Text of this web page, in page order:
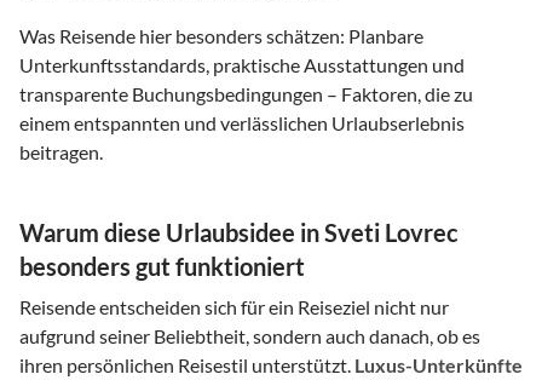
Was Reisende hier besonders schätzen: Planbare
Unterkunftsstandards, praktische Ausstattungen und
transparente Buchungsbedingungen – Faktoren, die zu
einem entspannten und verlässlichen Urlaubserlebnis
beitragen.
Warum diese Urlaubsidee in Sveti Lovrec
besonders gut funktioniert
Reisende entscheiden sich für ein Reiseziel nicht nur
aufgrund seiner Beliebtheit, sondern auch danach, ob es
ihren persönlichen Reisestil unterstützt. Luxus-Unterkünfte